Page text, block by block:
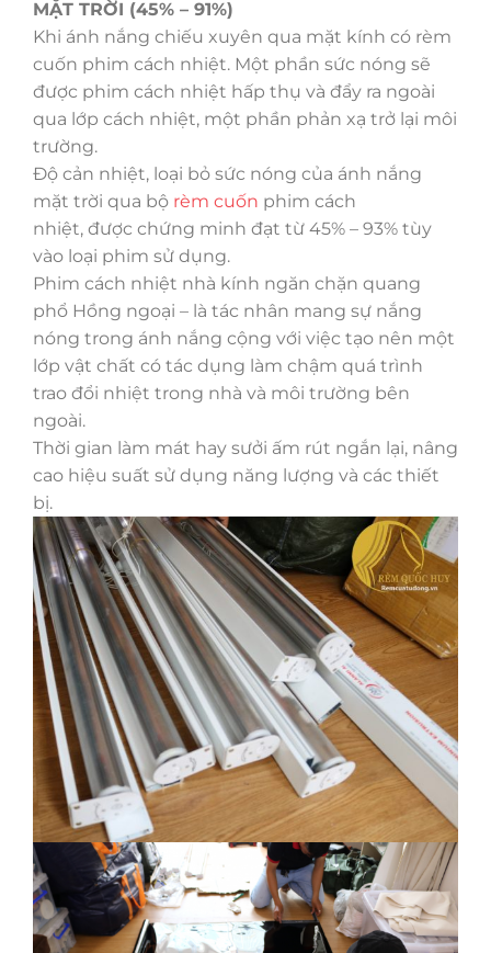
MẶT TRỜI (45% – 91%)
Khi ánh nắng chiếu xuyên qua mặt kính có rèm
cuốn phim cách nhiệt. Một phần sức nóng sẽ
được phim cách nhiệt hấp thụ và đẩy ra ngoài
qua lớp cách nhiệt, một phần phản xạ trở lại môi
trường.
Độ cản nhiệt, loại bỏ sức nóng của ánh nắng
mặt trời qua bộ rèm cuốn phim cách
nhiệt, được chứng minh đạt từ 45% – 93% tùy
vào loại phim sử dụng.
Phim cách nhiệt nhà kính ngăn chặn quang
phổ Hồng ngoại – là tác nhân mang sự nắng
nóng trong ánh nắng cộng với việc tạo nên một
lớp vật chất có tác dụng làm chậm quá trình
trao đổi nhiệt trong nhà và môi trường bên
ngoài.
Thời gian làm mát hay sưởi ấm rút ngắn lại, nâng
cao hiệu suất sử dụng năng lượng và các thiết
bị.